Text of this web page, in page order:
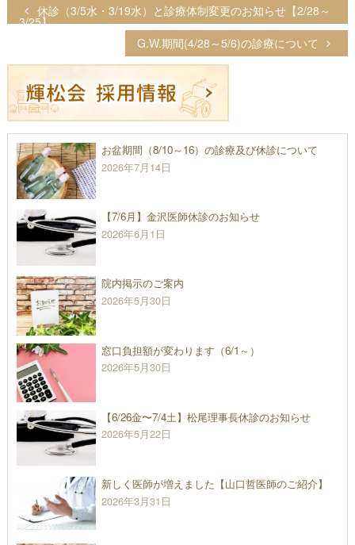
稿
ゲ
ー
シ
ョ
ン
休診（3/5水・3/19水）と診療体制変更のお知らせ【2/28～
3/25】
G.W.期間(4/28～5/6)の診療について
お盆期間（8/10～16）の診療及び休診について
2026年7月14日
【7/6月】金沢医師休診のお知らせ
2026年6月1日
院内掲示のご案内
2026年5月30日
窓口負担額が変わります（6/1～）
2026年5月30日
【6/26金〜7/4土】松尾理事長休診のお知らせ
2026年5月22日
新しく医師が増えました【山口哲医師のご紹介】
2026年3月31日